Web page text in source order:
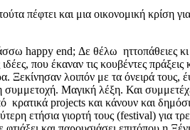
πέφτει και μια οικονομική κρίση
happy end; Δε θέλω ηττοπάθειες κι
που έκαναν τις κουβέντες
Ξεκίνησαν λοιπόν με τα όνειρά τους,
συμμετοχή. Μαγική λέξη. Και
κρατικά projects και κάνουν και
ετήσια γιορτή τους (festival) για